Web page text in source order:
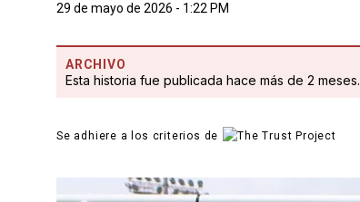
29 de mayo de 2026 - 1:22 PM
ARCHIVO
Esta historia fue publicada hace más de 2 meses.
Se adhiere a los criterios de